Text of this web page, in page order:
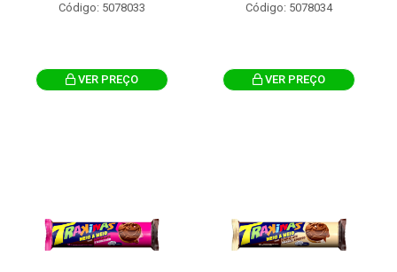
Código: 5078033
VER PREÇO
Código: 5078034
VER PREÇO